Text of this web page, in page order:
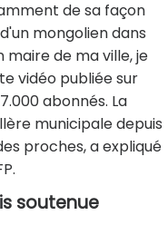
de sa façon
mongolien dans
maire de ma ville, je
vidéo publiée sur
abonnés. La
municipale depuis
proches, a expliqué
soutenue